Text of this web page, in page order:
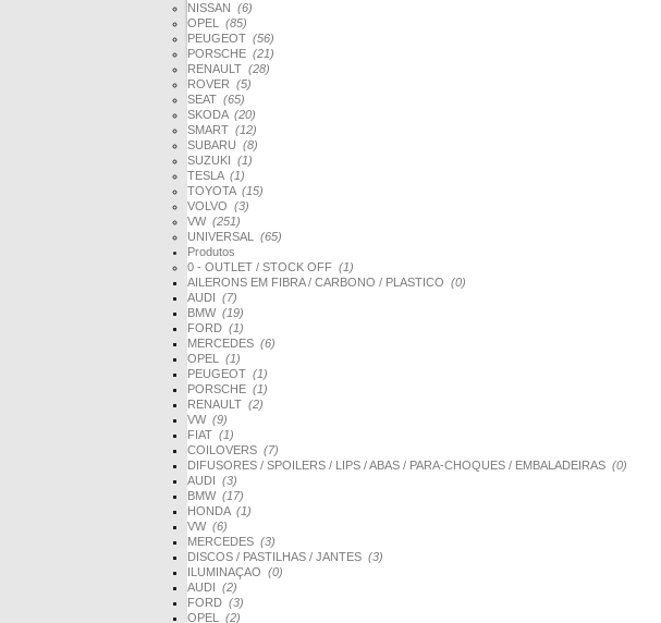
NISSAN (6)
OPEL (85)
PEUGEOT (56)
PORSCHE (21)
RENAULT (28)
ROVER (5)
SEAT (65)
SKODA (20)
SMART (12)
SUBARU (8)
SUZUKI (1)
TESLA (1)
TOYOTA (15)
VOLVO (3)
VW (251)
UNIVERSAL (65)
Produtos
0 - OUTLET / STOCK OFF (1)
AILERONS EM FIBRA / CARBONO / PLASTICO (0)
AUDI (7)
BMW (19)
FORD (1)
MERCEDES (6)
OPEL (1)
PEUGEOT (1)
PORSCHE (1)
RENAULT (2)
VW (9)
FIAT (1)
COILOVERS (7)
DIFUSORES / SPOILERS / LIPS / ABAS / PARA-CHOQUES / EMBALADEIRAS (0)
AUDI (3)
BMW (17)
HONDA (1)
VW (6)
MERCEDES (3)
DISCOS / PASTILHAS / JANTES (3)
ILUMINAÇAO (0)
AUDI (2)
FORD (3)
OPEL (2)